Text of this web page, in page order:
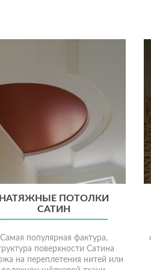
НА ПОТОЛКАХ
монтаж потолочных
а также подключение
люстры.